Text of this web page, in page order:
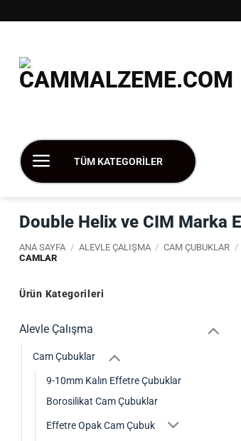
atla
TÜM KATEGORİLER
Double Helix ve CIM Marka
ANA SAYFA / ALEVLE ÇALIŞMA / CAM ÇUBUKLAR /
CAMLAR
Ürün Kategorileri
Alevle Çalışma
Cam Çubuklar
9-10mm Kalın Effetre Çubuklar
Borosilikat Cam Çubuklar
Effetre Opak Cam Çubuk